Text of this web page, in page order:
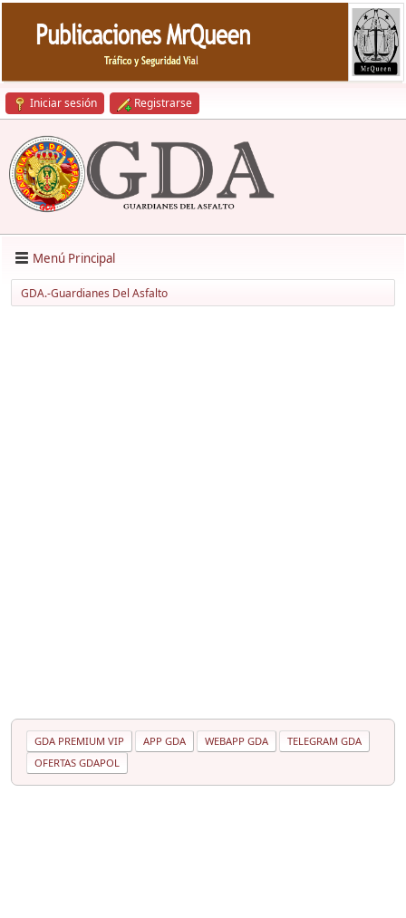
Iniciar sesión Registrarse
Menú Principal
GDA.-Guardianes Del Asfalto
GDA PREMIUM VIP APP GDA WEBAPP GDA
TELEGRAM GDA
OFERTAS GDAPOL